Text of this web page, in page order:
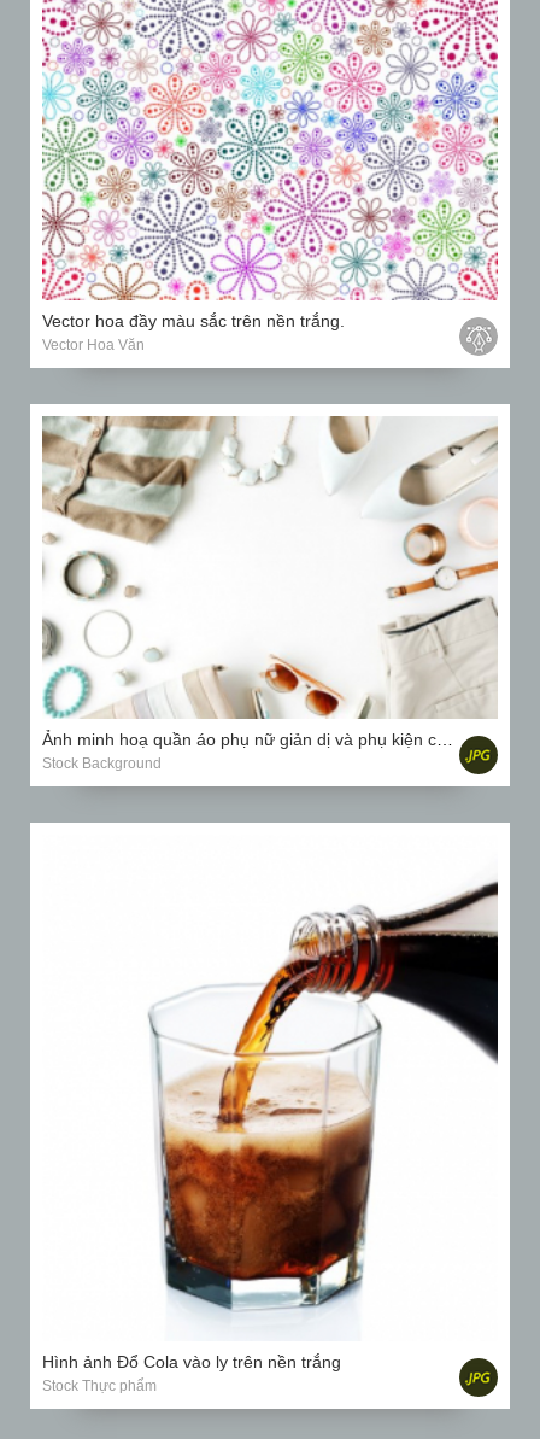
Vector hoa đầy màu sắc trên nền trắng.
Vector Hoa Văn
Stock Background
Hình ảnh Đổ Cola vào ly trên nền trắng
Stock Thực phẩm